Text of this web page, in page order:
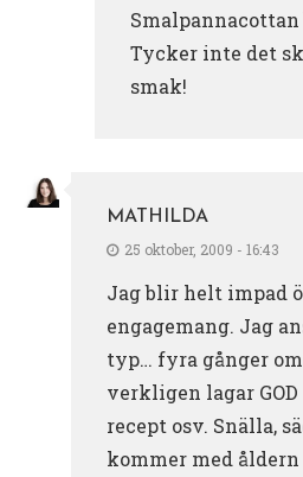
Tycker inte det
smak!
MATHILDA
25 oktober, 2009 - 16:43
Jag blir helt impad
engagemang. Jag
typ… fyra gånger
verkligen lagar
recept osv. Snälla,
kommer med